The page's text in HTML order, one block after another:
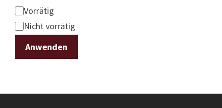
Status
Vorrätig
Nicht vorrätig
Anwenden